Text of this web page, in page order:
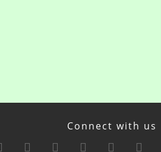
Connect with us